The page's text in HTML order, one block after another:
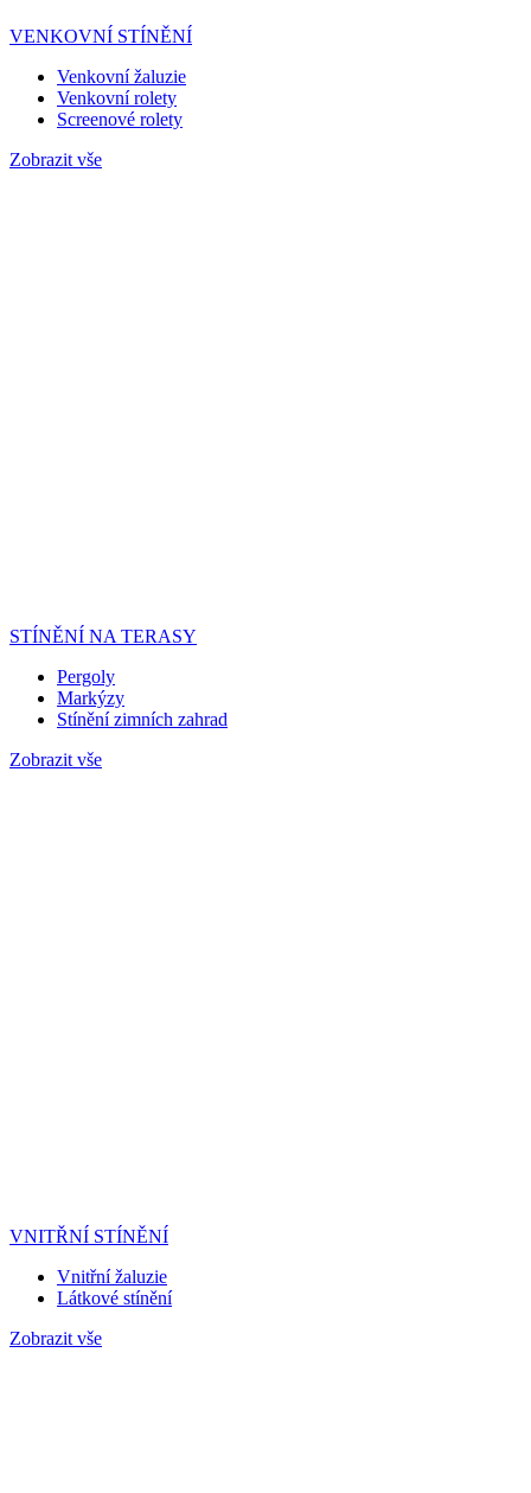
VENKOVNÍ STÍNĚNÍ
Venkovní žaluzie
Venkovní rolety
Screenové rolety
Zobrazit vše
STÍNĚNÍ NA TERASY
Pergoly
Markýzy
Stínění zimních zahrad
Zobrazit vše
VNITŘNÍ STÍNĚNÍ
Vnitřní žaluzie
Látkové stínění
Zobrazit vše